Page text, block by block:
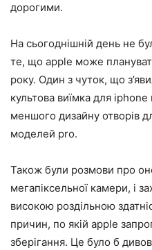
дорогими.
На сьогоднішній день не
те, що apple може
року. Один з чуток, що
культова виїмка для
меншого дизайну отворів
моделей pro.
Також були розмови про
мегапіксельної камери, і
високою роздільною
причин, по якій apple
зберігання. Це було б